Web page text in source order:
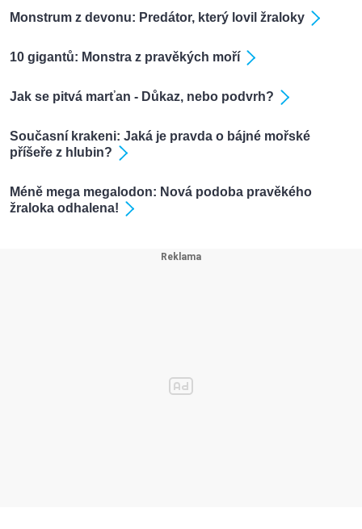
Monstrum z devonu: Predátor, který lovil žraloky
10 gigantů: Monstra z pravěkých moří
Jak se pitvá marťan - Důkaz, nebo podvrh?
Současní krakeni: Jaká je pravda o bájné mořské
příšeře z hlubin?
Méně mega megalodon: Nová podoba pravěkého
žraloka odhalena!